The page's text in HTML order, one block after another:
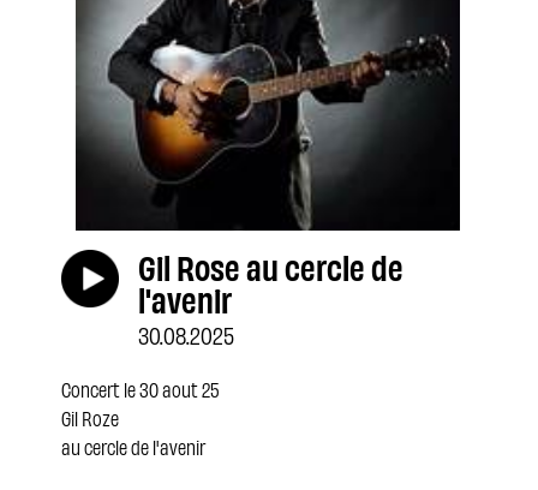
Gil Rose au cercle de
l'avenir
30.08.2025
Concert le 30 aout 25
Gil Roze
au cercle de l'avenir